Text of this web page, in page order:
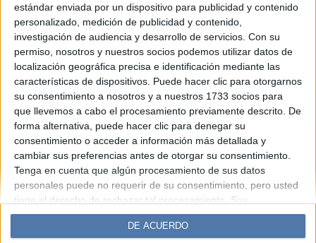
estándar enviada por un dispositivo para publicidad y contenido
personalizado, medición de publicidad y contenido,
investigación de audiencia y desarrollo de servicios. Con su
permiso, nosotros y nuestros socios podemos utilizar datos de
localización geográfica precisa e identificación mediante las
características de dispositivos. Puede hacer clic para otorgarnos
su consentimiento a nosotros y a nuestros 1733 socios para
que llevemos a cabo el procesamiento previamente descrito. De
forma alternativa, puede hacer clic para denegar su
consentimiento o acceder a información más detallada y
cambiar sus preferencias antes de otorgar su consentimiento.
Tenga en cuenta que algún procesamiento de sus datos
personales puede no requerir de su consentimiento, pero usted
tiene el derecho de rechazar tal procesamiento. Sus
preferencias se aplicarán solo a este sitio web. Puede cambiar
sus preferencias o retirar su consentimiento en cualquier
DE ACUERDO
Espacio Publicitario
Diario Perfil Caras Noticias
Fortuna
Hombre
Weekend Parabrisas
Supercampo
Lunateen